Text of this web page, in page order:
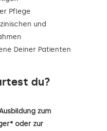
Pflege
und
Deiner Patienten
du?
zum
oder zur